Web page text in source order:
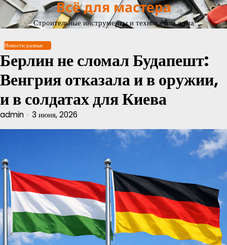
Перейти
содержимому
Всё для мастера
Строительные инструменты и техника для дома
Новости разные
Берлин не сломал Будапешт:
Венгрия отказала и в оружии,
и в солдатах для Киева
admin 3 июня, 2026